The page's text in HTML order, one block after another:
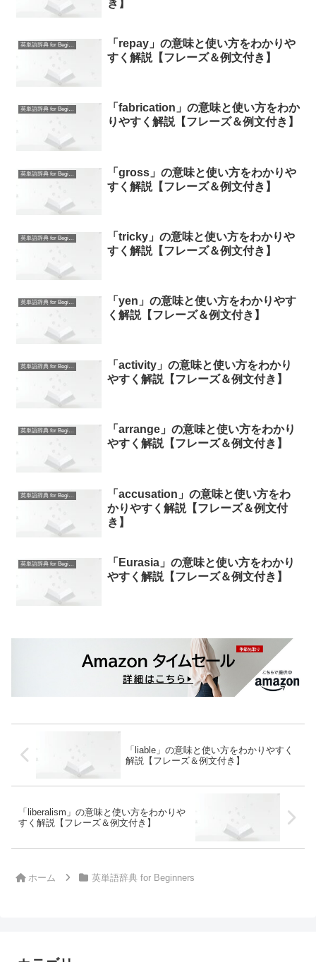
き】
英単語辞典 for Beginners
「repay」の意味と使い方をわかりや
すく解説【フレーズ＆例文付き】
英単語辞典 for Beginners
「fabrication」の意味と使い方をわか
りやすく解説【フレーズ＆例文付き】
英単語辞典 for Beginners
「gross」の意味と使い方をわかりや
すく解説【フレーズ＆例文付き】
英単語辞典 for Beginners
「tricky」の意味と使い方をわかりや
すく解説【フレーズ＆例文付き】
英単語辞典 for Beginners
「yen」の意味と使い方をわかりやす
く解説【フレーズ＆例文付き】
英単語辞典 for Beginners
「activity」の意味と使い方をわかり
やすく解説【フレーズ＆例文付き】
英単語辞典 for Beginners
「arrange」の意味と使い方をわかり
やすく解説【フレーズ＆例文付き】
英単語辞典 for Beginners
「accusation」の意味と使い方をわ
かりやすく解説【フレーズ＆例文付
き】
英単語辞典 for Beginners
「Eurasia」の意味と使い方をわかり
やすく解説【フレーズ＆例文付き】
「liable」の意味と使い方をわかりやすく
解説【フレーズ＆例文付き】
「liberalism」の意味と使い方をわかりや
すく解説【フレーズ＆例文付き】
ホーム 英単語辞典 for Beginners